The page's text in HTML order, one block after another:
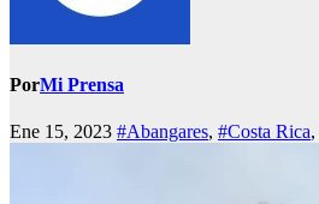
PorMi Prensa
Ene 15, 2023 #Abangares, #Costa Rica,